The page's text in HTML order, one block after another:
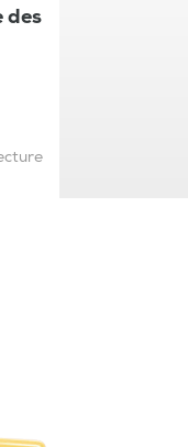
des